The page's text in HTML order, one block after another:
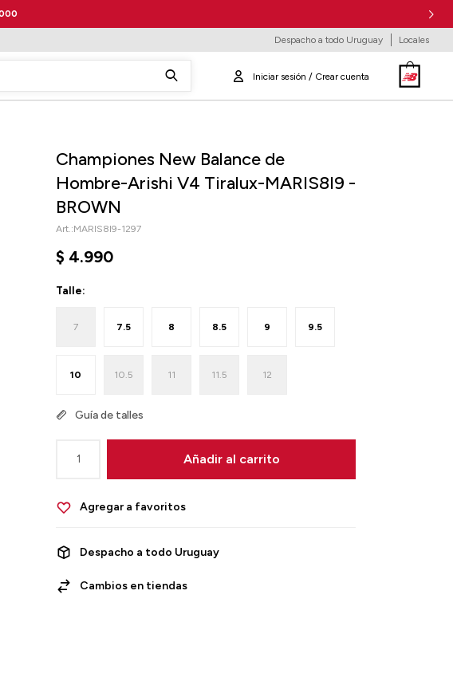
Despacho a todo Uruguay Locales
Championes New Balance de
Hombre-Arishi V4 Tiralux-MARIS8I9 -
BROWN
MARIS8I9-1297
$ 4.990
Talle:
7 7.5 8 8.5 9 9.5
10 10.5 11 11.5 12
Guía de talles
1 Añadir al carrito
Despacho a todo Uruguay
Cambios en tiendas